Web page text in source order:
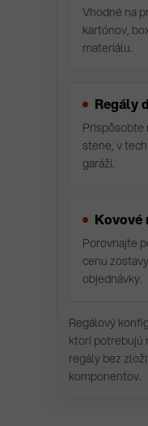
Vhodné na
kartónov,
materiálu.
Regály
Prispôsobte
stene, v
garáži.
Kovové
Porovnajte
cenu
objednávky.
Regálový
ktorí potrebujú
regály bez
komponentov.